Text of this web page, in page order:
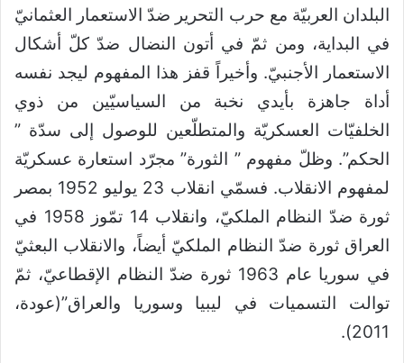
البلدان العربيّة مع حرب التحرير ضدّ الاستعمار العثمانيّ
في البداية، ومن ثمّ في أتون النضال ضدّ كلّ أشكال
الاستعمار الأجنبيّ. وأخيراً قفز هذا المفهوم ليجد نفسه
أداة جاهزة بأيدي نخبة من السياسيّين من ذوي
الخلفيّات العسكريّة والمتطلّعين للوصول إلى سدّة ”
الحكم”. وظلّ مفهوم ” الثورة” مجرّد استعارة عسكريّة
لمفهوم الانقلاب. فسمّي انقلاب 23 يوليو 1952 بمصر
ثورة ضدّ النظام الملكيّ، وانقلاب 14 تمّوز 1958 في
العراق ثورة ضدّ النظام الملكيّ أيضاً، والانقلاب البعثيّ
في سوريا عام 1963 ثورة ضدّ النظام الإقطاعيّ، ثمّ
توالت التسميات في ليبيا وسوريا والعراق”(عودة،
2011).